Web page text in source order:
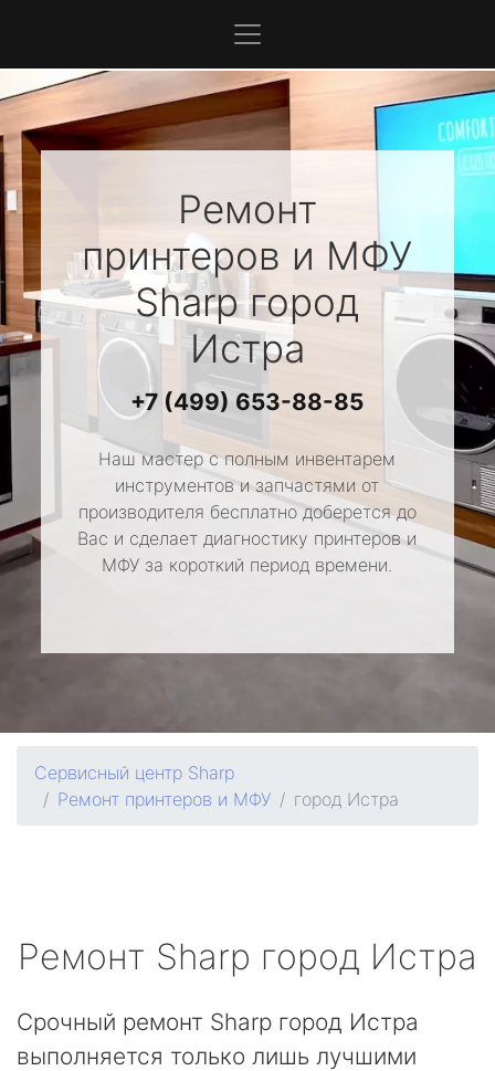
Ремонт
принтеров и МФУ
Sharpгород
Истра
+7 (499) 653-88-85
Наш мастер с полным инвентарем
инструментов и запчастями от
производителя бесплатно доберется до
Вас и сделает диагностику принтеров и
МФУ за короткий период времени.
Сервисный центр Sharp
Ремонт принтеров и МФУ
город Истра
Ремонт Sharp город Истра
Срочный ремонт Sharp город Истра
выполняется только лишь лучшими